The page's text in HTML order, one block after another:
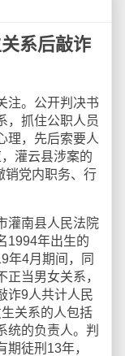
系后敲诈
。公开判决书
，抓住公职人员
理，先后索要人
灌云县涉案的
销党内职务、行
南县人民法院
1994年出生的
年4月期间，同
当男女关系，
诈9人共计人民
关系的人包括
统的负责人。判
徒刑13年，